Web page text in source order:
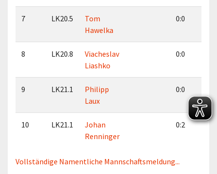
7 LK20.5
Tom
Hawelka
0:0
8 LK20.8
Viacheslav
Liashko
0:0
9 LK21.1
Philipp
Laux
0:0
10 LK21.1
Johan
Renninger
0:2
Vollständige Namentliche Mannschaftsmeldung...